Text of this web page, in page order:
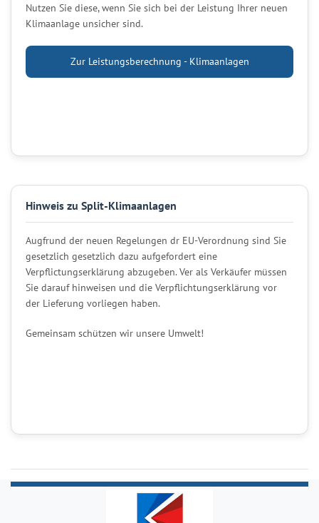
Nutzen Sie diese, wenn Sie sich bei der Leistung Ihrer neuen
Klimaanlage unsicher sind.
Zur Leistungsberechnung - Klimaanlagen
Hinweis zu Split-Klimaanlagen
Augfrund der neuen Regelungen dr EU-Verordnung sind Sie
gesetzlich gesetzlich dazu aufgefordert eine
Verpflictungserklärung abzugeben. Ver als Verkäufer müssen
Sie darauf hinweisen und die Verpflichtungserklärung vor
der Lieferung vorliegen haben.
Gemeinsam schützen wir unsere Umwelt!